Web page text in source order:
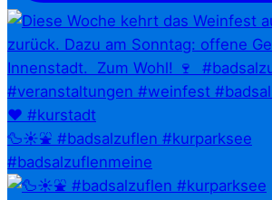
🦆☀️⛲ #badsalzuflen #kurparksee
#badsalzuflenmeine